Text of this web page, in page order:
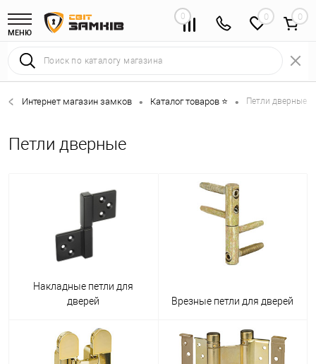
МЕНЮ
0 0
Интернет магазин замков • Каталог товаров ⭐ • Петли дверные
Петли дверные
Накладные петли для
дверей
Врезные петли для дверей